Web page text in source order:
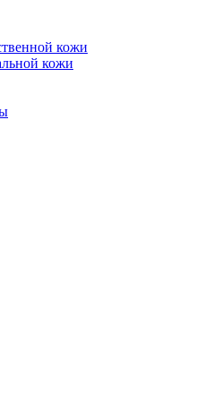
кожи
кожи